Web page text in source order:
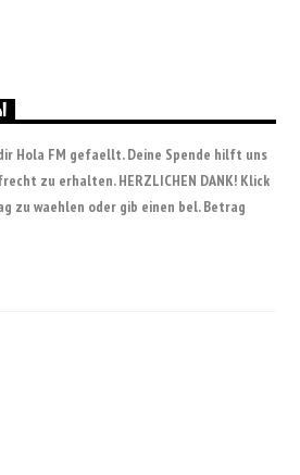
Hola FM gefaellt. Deine Spende hilft uns
zu erhalten. HERZLICHEN DANK! Klick
zu waehlen oder gib einen bel. Betrag